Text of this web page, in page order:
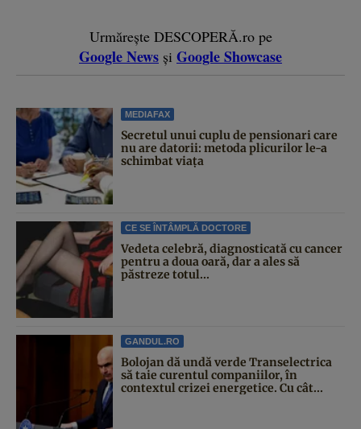
Urmărește DESCOPERĂ.ro pe
Google News și Google Showcase
MEDIAFAX
Secretul unui cuplu de pensionari care
nu are datorii: metoda plicurilor le-a
schimbat viața
CE SE ÎNTÂMPLĂ DOCTORE
Vedeta celebră, diagnosticată cu cancer
pentru a doua oară, dar a ales să
păstreze totul...
GANDUL.RO
Bolojan dă undă verde Transelectrica
să taie curentul companiilor, în
contextul crizei energetice. Cu cât...